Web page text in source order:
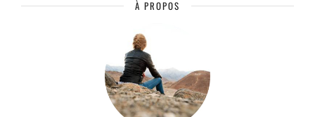
À PROPOS